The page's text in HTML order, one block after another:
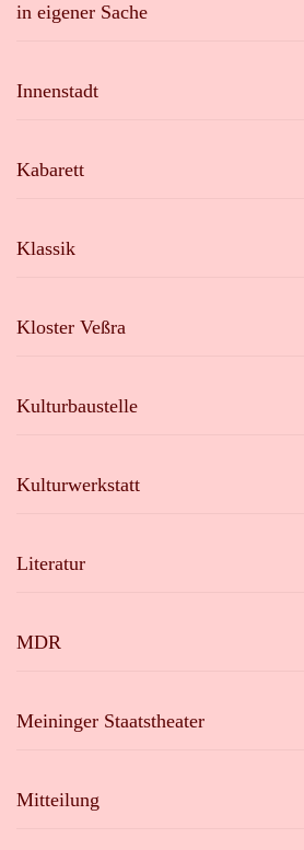
in eigener Sache
Innenstadt
Kabarett
Klassik
Kloster Veßra
Kulturbaustelle
Kulturwerkstatt
Literatur
MDR
Meininger Staatstheater
Mitteilung